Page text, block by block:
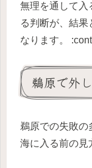
無理を通して入
る判断が、結果
なります。
鵜原で外
鵜原での失敗の
海に入る前の見